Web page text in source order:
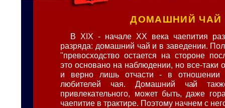
ДОМАШНИЙ ЧАЙ
В XIX - начале XX века чаепития
разряда: домашний чай и в заведении.
"превосходство остается на стороне
это основано на наблюдении, но все-таки
и верно лишь отчасти - в отношении
любителей чая. Домашний чай
привлекательного, может быть, даже
чаепитие в трактире. Поэтому начнем с